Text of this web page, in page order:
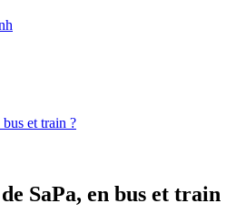
et train ?
SaPa, en bus et train